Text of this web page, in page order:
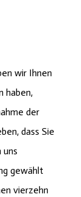
wir Ihnen
haben,
der
dass Sie
uns
gewählt
vierzehn